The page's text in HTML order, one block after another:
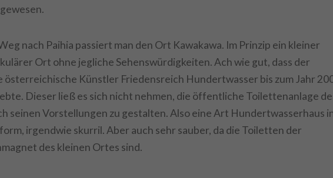
nach Paihia passiert man den Ort Kawakawa. Im Prinzip ein kleiner
Ort ohne jegliche Sehenswürdigkeiten. Ach wie gut, dass der
österreichische Künstler Friedensreich Hundertwasser bis zum Jahr
Dieser ließ es sich nicht nehmen, die öffentliche Toilettenanlage
seinen Vorstellungen zu gestalten. Also eine Art Hundertwasserhaus
irgendwie skurril. Aber auch sehr sauber, da die Toiletten der
des kleinen Ortes sind.